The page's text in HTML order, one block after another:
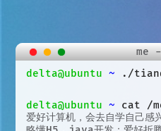
me
delta@ubuntu
~ ./
delta@ubuntu ~
cat /
爱好计算机，会去自学自己感